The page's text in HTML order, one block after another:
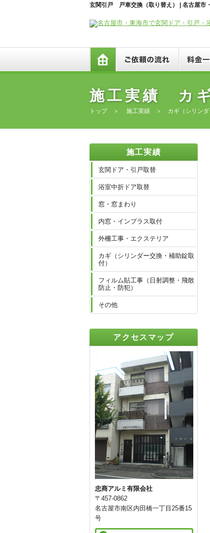
玄関引戸 戸車交換（取り替え） | 名古屋市
施工実績 カ
トップ＞ 施工実績 ＞ カギ（シリンダ
施工実績
玄関ドア・引戸取替
浴室中折ドア取替
窓・窓まわり
内窓・インプラス取付
外柵工事・エクステリア
カギ（シリンダー交換・補助錠取
付）
フィルム貼工事（日射調整・飛散
防止・防犯）
その他
アクセスマップ
忠商アルミ有限会社
〒457-0862
名古屋市南区内田橋一丁目25番15
号